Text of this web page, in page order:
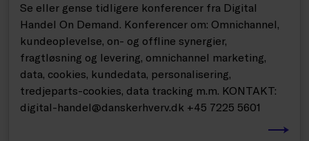
Se eller gense tidligere konferencer fra Digital
Handel On Demand. Konferencer om: Omnichannel,
kundeoplevelse, on- og offline synergier,
fragtløsning og levering, omnichannel marketing,
data, cookies, kundedata, personalisering,
tredjeparts-cookies, data tracking m.m. KONTAKT:
digital-handel@danskerhverv.dk +45 7225 5601